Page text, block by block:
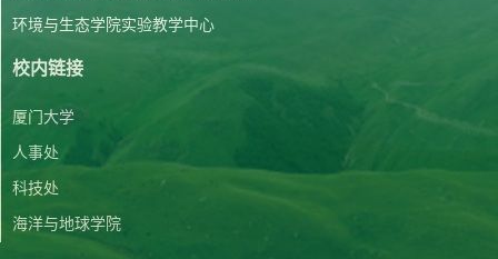
环境与生态学院实验教学中心
校内链接
厦门大学
人事处
科技处
海洋与地球学院